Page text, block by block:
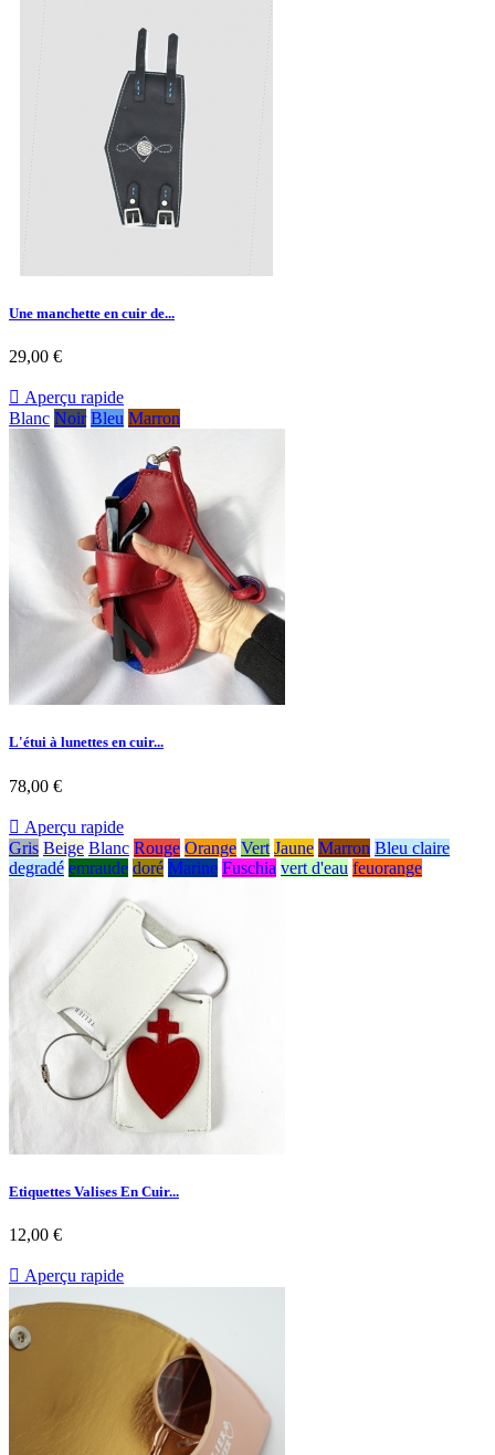
Une manchette en cuir de...
29,00 €
 Aperçu rapide
Blanc Noir Bleu Marron
L'étui à lunettes en cuir...
78,00 €
 Aperçu rapide
Gris Beige Blanc Rouge Orange Vert Jaune Marron Bleu claire
degradé emraude doré Marine Fuschia vert d'eau feuorange
Etiquettes Valises En Cuir...
12,00 €
 Aperçu rapide